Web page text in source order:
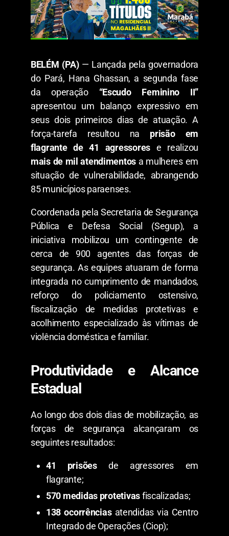
BELÉM (PA)— Lançada pela governadora
do Pará, Hana Ghassan, a segunda fase
da operação “Escudo Feminino II”
apresentou um balanço expressivo em
seus dois primeiros dias de atuação. A
força-tarefa resultou na prisão em
flagrante de 41 agressorese realizou
mais de mil atendimentos a mulheres em
situação de vulnerabilidade, abrangendo
85 municípios paraenses.
​Coordenada pela Secretaria de Segurança
Pública e Defesa Social (Segup), a
iniciativa mobilizou um contingente de
cerca de 900 agentes das forças de
segurança. As equipes atuaram de forma
integrada no cumprimento de mandados,
reforço do policiamento ostensivo,
fiscalização de medidas protetivas e
acolhimento especializado às vítimas de
violência doméstica e familiar.
​Produtividade e Alcance
Estadual
​Ao longo dos dois dias de mobilização, as
forças de segurança alcançaram os
seguintes resultados:
41 prisõesde agressores em
flagrante;
570 medidas protetivasfiscalizadas;
138 ocorrênciasatendidas via Centro
Integrado de Operações (Ciop);